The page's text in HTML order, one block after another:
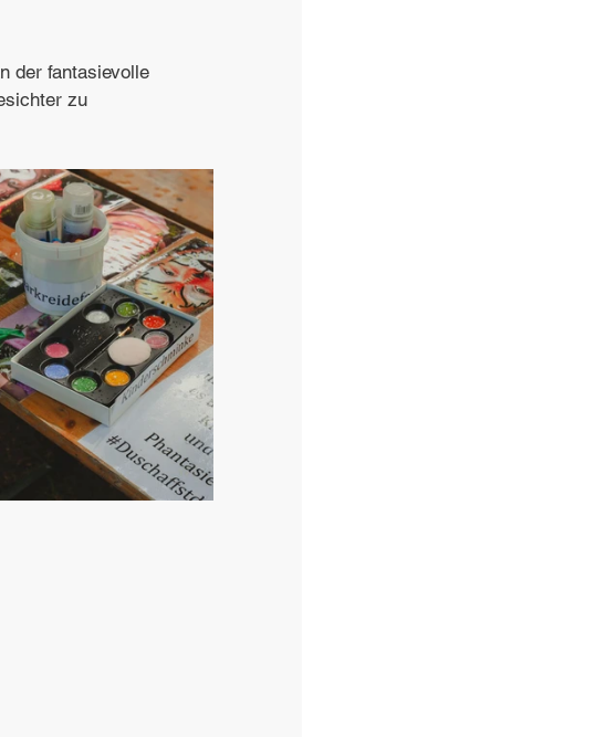
der fantasievolle
zu